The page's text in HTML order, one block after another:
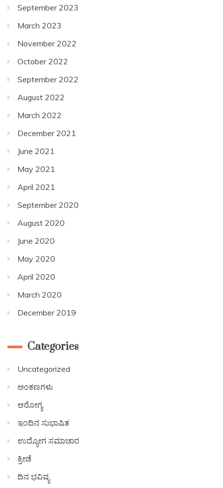
September 2023
March 2023
November 2022
October 2022
September 2022
August 2022
March 2022
December 2021
June 2021
May 2021
April 2021
September 2020
August 2020
June 2020
May 2020
April 2020
March 2020
December 2019
Categories
Uncategorized
ಅಂಕಣಗಳು
ಆರೋಗ್ಯ
ಇಂದಿನ ಸುಭಾಷಿತ
ಉದ್ಯೋಗ ಸಮಾಚಾರ
ಕ್ರೀಡೆ
ದಿನ ಭವಿಷ್ಯ